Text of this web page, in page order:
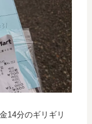
14分のギリギリ